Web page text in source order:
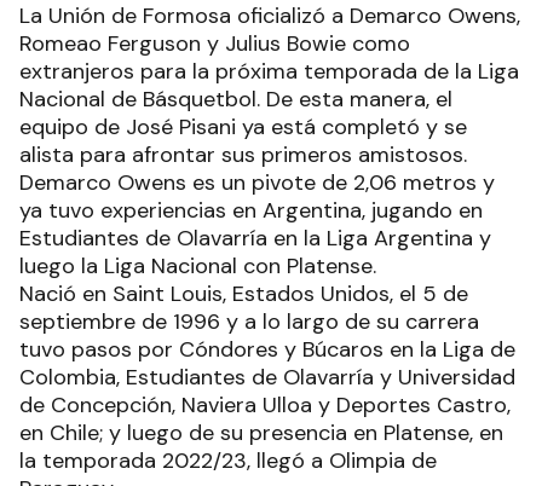
La Unión de Formosa oficializó a Demarco Owens,
Romeao Ferguson y Julius Bowie como
extranjeros para la próxima temporada de la Liga
Nacional de Básquetbol. De esta manera, el
equipo de José Pisani ya está completó y se
alista para afrontar sus primeros amistosos.
Demarco Owens es un pivote de 2,06 metros y
ya tuvo experiencias en Argentina, jugando en
Estudiantes de Olavarría en la Liga Argentina y
luego la Liga Nacional con Platense.
Nació en Saint Louis, Estados Unidos, el 5 de
septiembre de 1996 y a lo largo de su carrera
tuvo pasos por Cóndores y Búcaros en la Liga de
Colombia, Estudiantes de Olavarría y Universidad
de Concepción, Naviera Ulloa y Deportes Castro,
en Chile; y luego de su presencia en Platense, en
la temporada 2022/23, llegó a Olimpia de